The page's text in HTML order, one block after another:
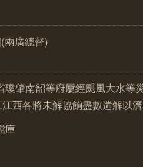
兩廣總督)
瓊肇南韶等府屢經颶風大水等
西各將未解協餉盡數遄解以
庫